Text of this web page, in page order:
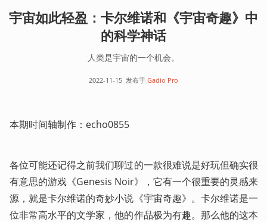
宇宙如此轻盈：卡尔维诺和《宇宙奇趣》中
的科学神话
人类是宇宙的一个机会。
2022-11-15 发布于 Gadio Pro
本期时间轴制作：echo0855
各位可能还记得之前我们聊过的一款很难说是好玩但确实很
有意思的游戏《Genesis Noir》，它有一个很重要的灵感来
源，就是卡尔维诺的奇妙小说《宇宙奇趣》。卡尔维诺是一
位非常高水平的文学家，他的作品极为有趣。那么他的这本